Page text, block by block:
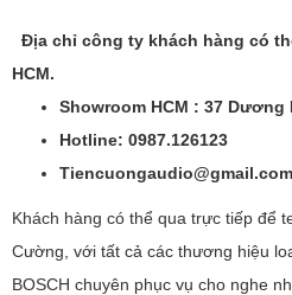
Địa chỉ công ty khách hàng có
HCM.
Showroom HCM : 37
Hotline: 0987.126123
Tiencuongaudio@gmail.com
Khách hàng có thể qua trực tiếp để
Cường, với tất cả các thương hiệu
BOSCH chuyên phục vụ cho nghe